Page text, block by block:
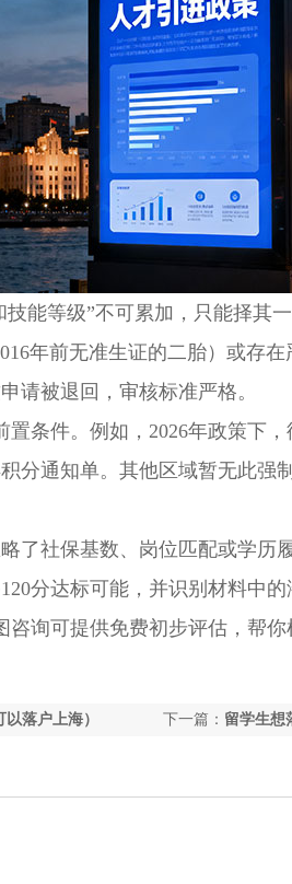
等级”不可累加，只能择其
年前无准生证的二胎）或存
请被退回，审核标准严格。
条件。例如，2026年政策下，
分通知单。其他区域暂无此强
社保基数、岗位匹配或学历
分达标可能，并识别材料中的
询可提供免费初步评估，帮你
下一篇： 留学生想
落户上海）